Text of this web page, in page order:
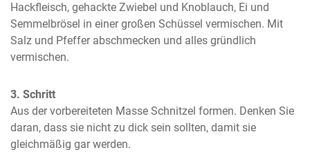
Hackfleisch, gehackte Zwiebel und Knoblauch, Ei und
Semmelbrösel in einer großen Schüssel vermischen. Mit
Salz und Pfeffer abschmecken und alles gründlich
vermischen.
3. Schritt
Aus der vorbereiteten Masse Schnitzel formen. Denken Sie
daran, dass sie nicht zu dick sein sollten, damit sie
gleichmäßig gar werden.